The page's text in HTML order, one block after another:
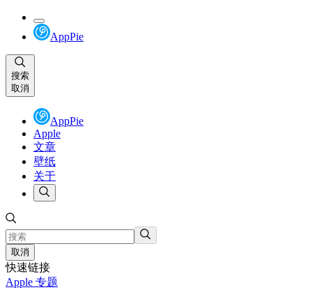
AppPie
搜索
取消
AppPie
Apple
文章
壁纸
关于
取消
快速链接
Apple 专题